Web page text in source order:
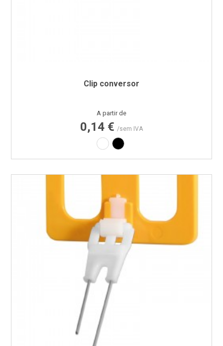
Clip conversor
Preço
A partir de
0,14 € /sem IVA
BrancoPreto